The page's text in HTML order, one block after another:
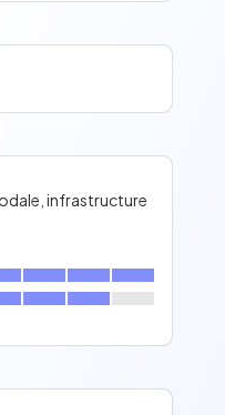
infrastructure